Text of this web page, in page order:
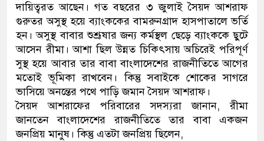
দায়িত্বরত আছেন। গত বছরের ৩ জুলাই সৈয়দ আশরাফ
গুরুতর অসুস্থ হয়ে ব্যাংককের বামরুনগ্রাদ হাসপাতালে ভর্তি
হন। অসুস্থ বাবার শুশ্রূষার জন্য কর্মস্থল ছেড়ে ব্যাংককে ছুটে
আসেন রীমা। আশা ছিল উন্নত চিকিৎসায় অচিরেই পরিপূর্ণ
সুস্থ হয়ে আবার তার বাবা বাংলাদেশের রাজনীতিতে আগের
মতোই ভূমিকা রাখবেন। কিন্তু সবাইকে শোকের সাগরে
ভাসিয়ে অনন্তের পথে পাড়ি জমান সৈয়দ আশরাফ।
সৈয়দ আশরাফের পরিবারের সদস্যরা জানান, রীমা
জানতেন বাংলাদেশের রাজনীতিতে তার বাবা একজন
জনপ্রিয় মানুষ। কিন্তু এতটা জনপ্রিয় ছিলেন,